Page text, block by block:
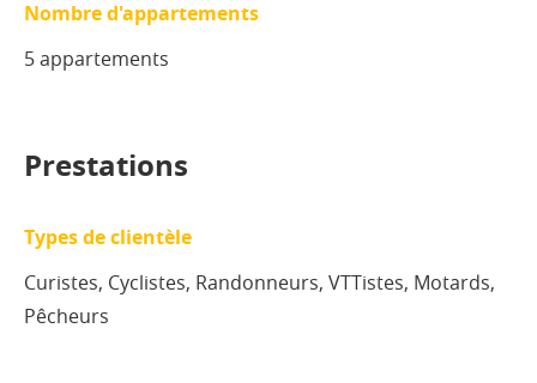
Nombre d'appartements
5 appartements
Prestations
Types de clientèle
Curistes, Cyclistes, Randonneurs, VTTistes, Motards,
Pêcheurs